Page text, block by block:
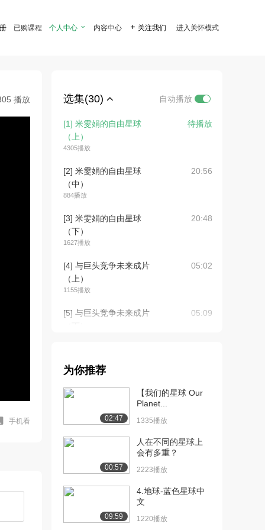
已购课程 个人中心  内容中心  关注我们 进入关怀模式
播放
手机看
选集(30) 自动播放
[1] 米雯娟的自由星球
（上）
4305播放
待播放
[2] 米雯娟的自由星球
（中）
884播放
20:56
[3] 米雯娟的自由星球
（下）
1627播放
20:48
[4] 与巨头竞争未来成片
（上）
1155播放
05:02
[5] 与巨头竞争未来成片
05:09
到来（上）
[7] 技术驱动“新教育”时代
到来（下）
[8] 用互联网解决传统英语
教育沉疴（上）
[9] 用互联网解决传统英语
教育沉疴（下）
为你推荐
02:47
【我们的星球 Our
Planet...
1335播放
00:57
人在不同的星球上
会有多重？
2223播放
09:59
4.地球-蓝色星球中
文
1220播放